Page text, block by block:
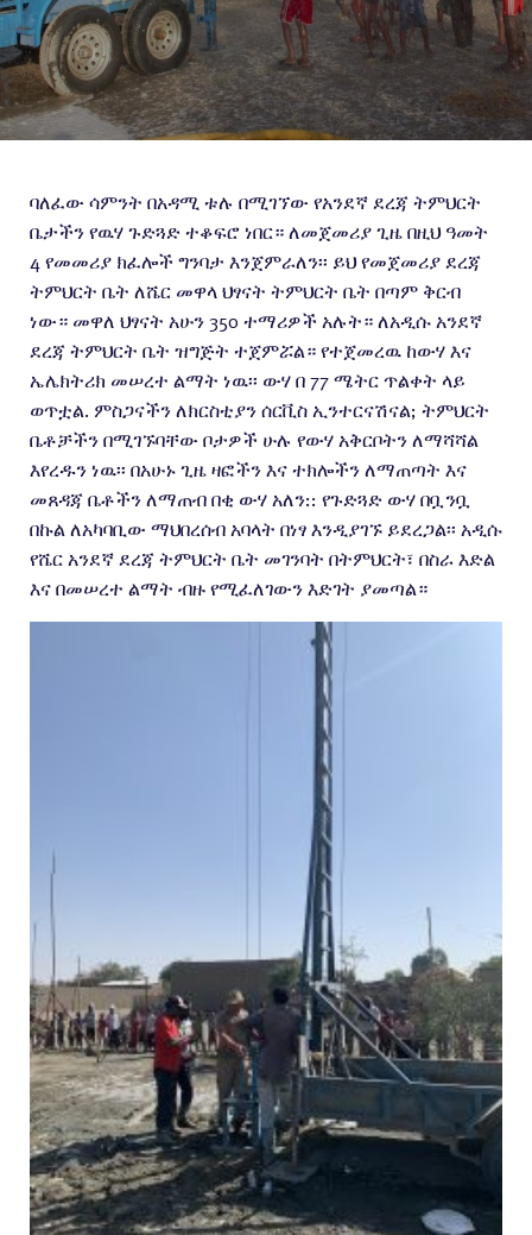
ባለፈው ሳምንት በአዳሚ ቱሉ በሚገኘው የአንደኛ ደረጃ ትምህርት
ቤታችን የዉሃ ጉድጓድ ተቆፍሮ ነበር። ለመጀመሪያ ጊዜ በዚህ ዓመት
4 የመመሪያ ክፈሎች ግንባታ እንጀምራለን፡፡ ይህ የመጀመሪያ ደረጃ
ትምህርት ቤት ለሼር መዋላ ህፃናት ትምህርት ቤት በጣም ቅርብ
ነው። መዋለ ህፃናት አሁን 350 ተማሪዎች አሉት። ለአዲሱ አንደኛ
ደረጃ ትምህርት ቤት ዝግጅት ተጀምሯል። የተጀመረዉ ከውሃ እና
ኤሌክትሪክ መሠረተ ልማት ነዉ፡፡ ውሃ በ 77 ሜትር ጥልቀት ላይ
ወጥቷል. ምስጋናችን ለክርስቲያን ሰርቪስ ኢንተርናሽናል; ትምህርት
ቤቶቻችን በሚገኙባቸው ቦታዎች ሁሉ የውሃ አቅርቦትን ለማሻሻል
እየረዱን ነዉ፡፡ በአሁኑ ጊዜ ዛፎችን እና ተክሎችን ለማጠጣት እና
መጸዳጃ ቤቶችን ለማጠብ በቂ ውሃ አለን:: የጉድጓድ ውሃ በቧንቧ
በኩል ለአካባቢው ማህበረሰብ አባላት በነፃ እንዲያገኙ ይደረጋል፡፡ አዲሱ
የሼር አንደኛ ደረጃ ትምህርት ቤት መገንባት በትምህርት፣ በስራ እድል
እና በመሠረተ ልማት ብዙ የሚፈለገውን እድገት ያመጣል።